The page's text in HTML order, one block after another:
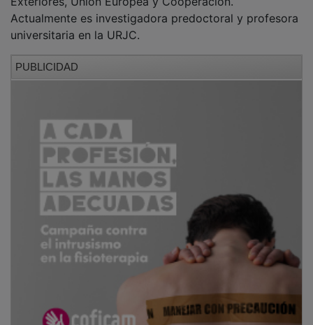
Actualmente es investigadora predoctoral y profesora
universitaria en la URJC.